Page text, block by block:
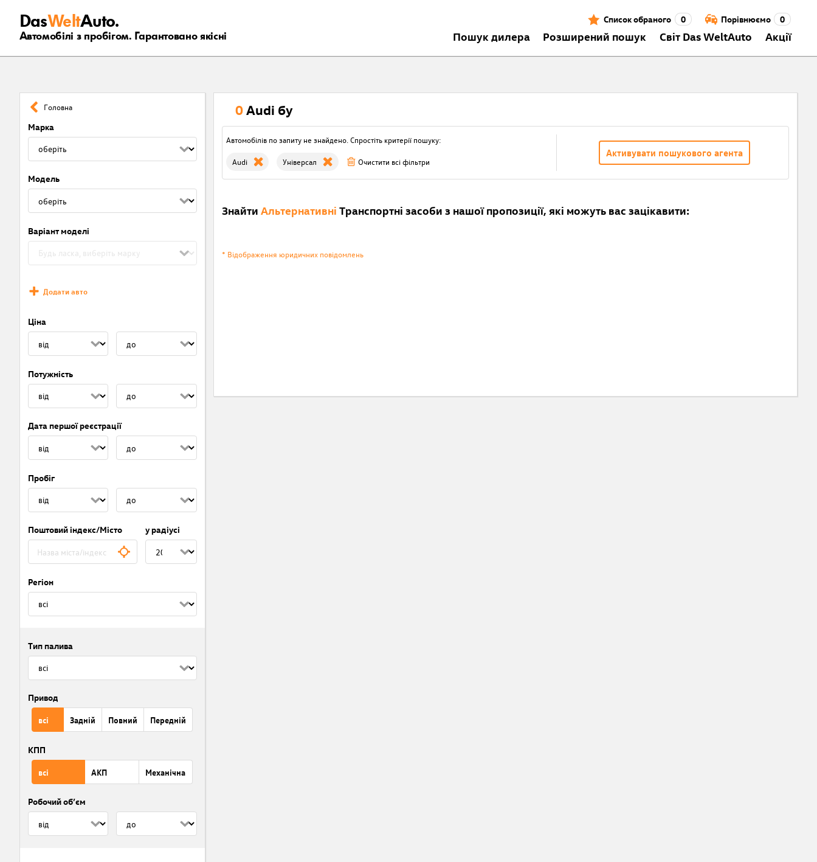
DasWeltAuto.
Автомобілі з пробігом. Гарантовано якісні
Список обраного 0 Порівнюємо 0
Пошук дилера Розширений пошук Світ Das WeltAuto Акції
Головна
Марка
Модель
Варіант моделі
Додати авто
Ціна
Потужність
Дата першої реєстрації
Пробіг
Поштовий індекс/Місто у радіусі
Регіон
Тип палива
Привод
всі Задній Повний Передній
КПП
всі АКП Механічна
Робочий об’єм
0 Audi бу
Автомобілів по запиту не знайдено. Спростіть критерії пошуку:
Audi Універсал Очистити всі фільтри
Активувати пошукового агента
Знайти Альтернативні Транспортні засоби з нашої пропозиції, які можуть вас зацікавити:
* Відображення юридичних повідомлень